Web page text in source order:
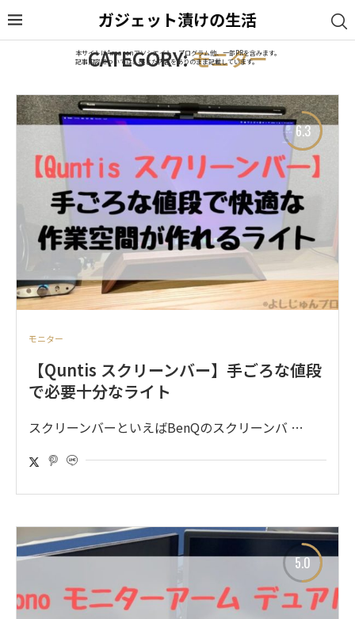
ガジェット漬けの生活
本サイトはAmazonアソシエイト・プログラム他、一部PRを含みます。
記事内容については、感じた内容をありのまま記載しています。
CATEGORY:モニター
6.3
モニター
【Quntis スクリーンバー】手ごろな値段
で必要十分なライト
スクリーンバーといえばBenQのスクリーンバ …
5.0